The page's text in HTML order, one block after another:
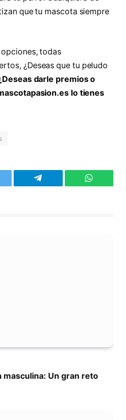
que tu mascota siempre
todas
¿Deseas que tu peludo
darle premios o
lo tienes
Telegram
masculina: Un gran reto